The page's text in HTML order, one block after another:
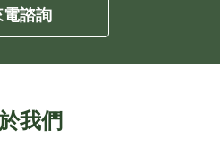
電諮詢
我們